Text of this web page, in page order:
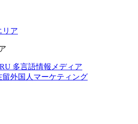
リア
多言語情報メディア
留外国人マーケティング